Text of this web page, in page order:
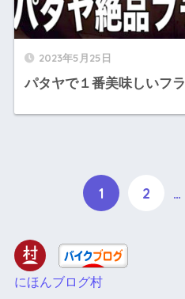
2023年5月25日
パタヤで１番美味しいフ
1 2 …
にほんブログ村